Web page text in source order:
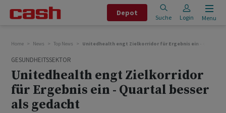
Depot
Suche Login Menu
Home News Top News Unitedhealth engt Zielkorridor für Ergebnis ein - Quartal
GESUNDHEITSSEKTOR
Unitedhealth engt Zielkorridor
für Ergebnis ein - Quartal besser
als gedacht